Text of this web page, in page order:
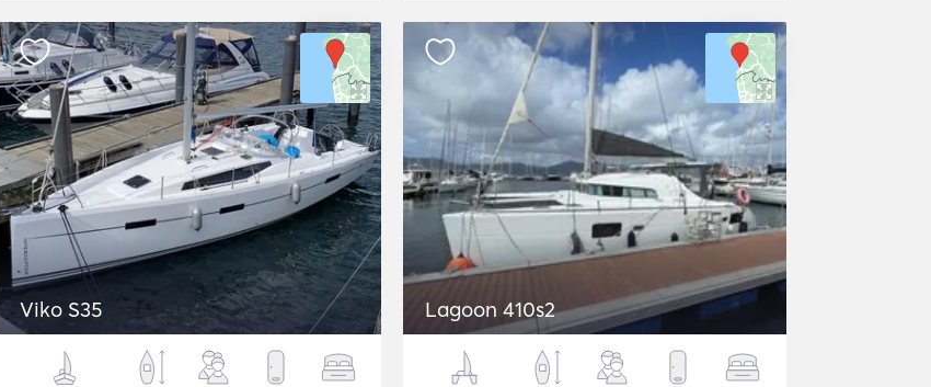
Viko S35 Lagoon 410s2